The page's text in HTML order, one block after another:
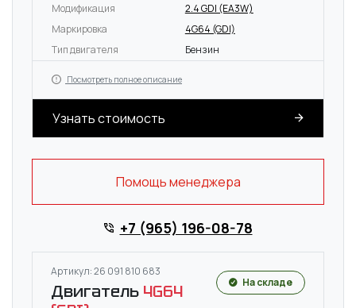
Модификация
2.4 GDI (EA3W)
Маркировка
4G64 (GDI)
Тип двигателя
Бензин
Посмотреть полное описание
Узнать стоимость
Помощь менеджера
+7 (965) 196-08-78
Артикул: 26 091 810 683
Двигатель 4G64
На складе